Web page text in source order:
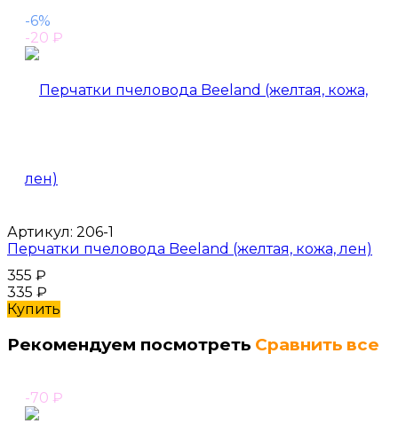
-6%
-20 ₽
Артикул: 206-1
Перчатки пчеловода Beeland (желтая, кожа, лен)
355 ₽
335 ₽
Купить
Рекомендуем посмотреть Сравнить все
-70 ₽